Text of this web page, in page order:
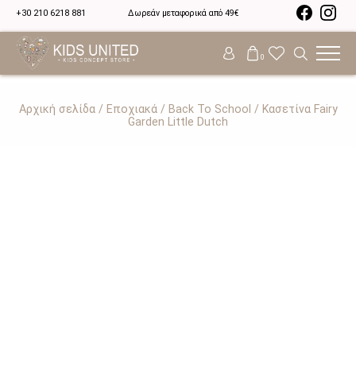
+30 210 6218 881 Δωρεάν μεταφορικά από 49€
0
Αρχική σελίδα/ Εποχιακά/ Back To School / Κασετίνα Fairy
Garden Little Dutch